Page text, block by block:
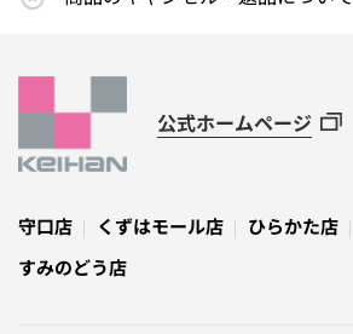
公式ホームページ
守口店 くずはモール店 ひらかた店
すみのどう店